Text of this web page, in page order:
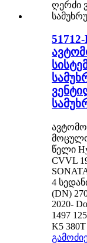
წელი
CVVL
4
(DN)
2020-
1497
K5